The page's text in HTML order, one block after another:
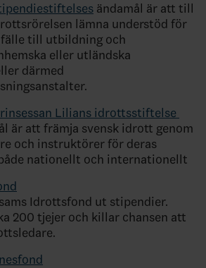
ändamål är att till
lämna understöd för
till utbildning och
eller utländska
därmed
Lilians idrottsstiftelse
är att främja svensk idrott genom
och instruktörer för deras
nationellt och internationellt
Idrottsfond ut stipendier.
200 tjejer och killar chansen att